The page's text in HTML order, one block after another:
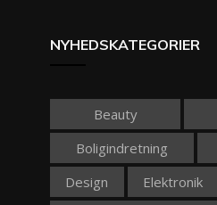
NYHEDSKATEGORIER
Beauty
Boligindretning
Design
Elektronik